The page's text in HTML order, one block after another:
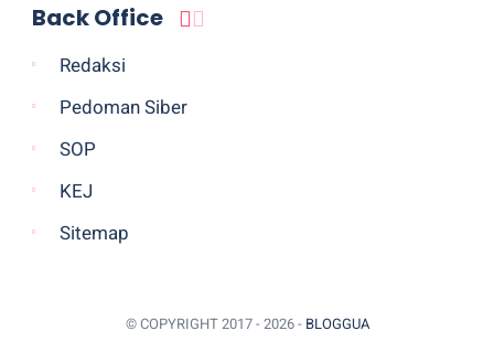
Back Office
Redaksi
Pedoman Siber
SOP
KEJ
Sitemap
© COPYRIGHT 2017 - 2026 - BLOGGUA